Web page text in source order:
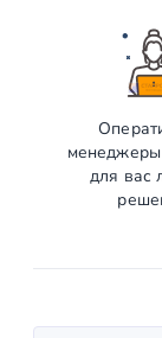
менеджеры
для вас